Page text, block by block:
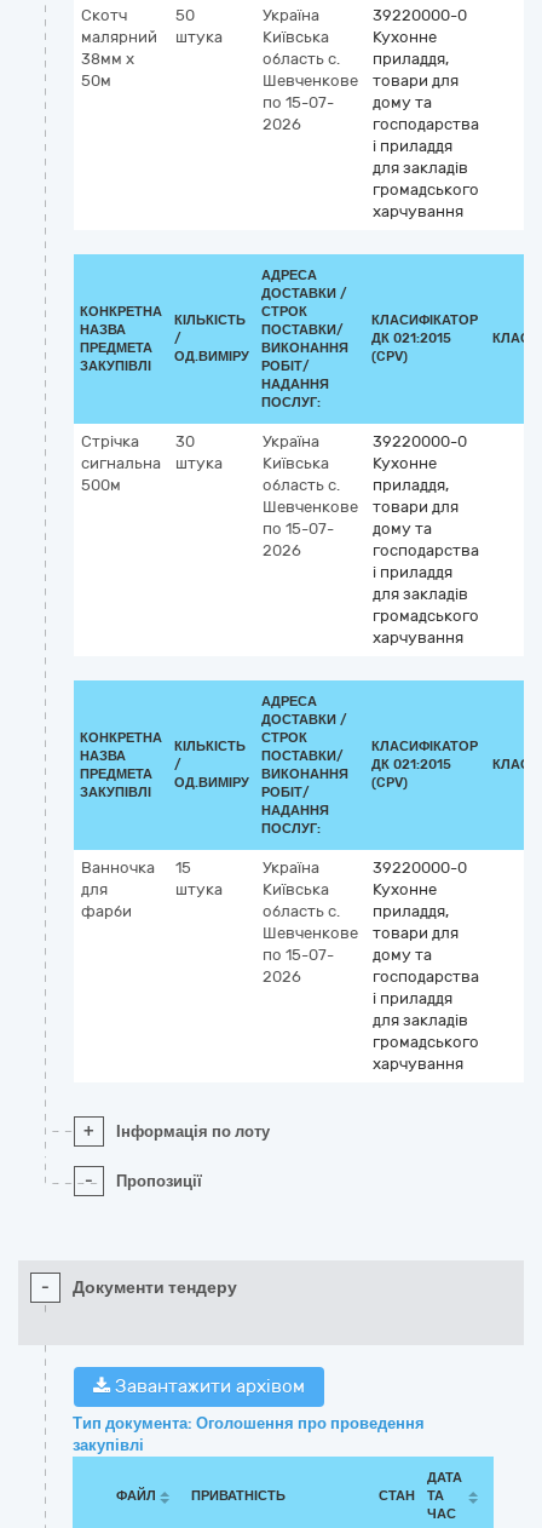
Скотч
малярний
38мм х
50м
50
штука
Україна
Київська
область с.
Шевченкове
по 15-07-
2026
39220000-0
Кухонне
приладдя,
товари для
дому та
господарства
і приладдя
для закладів
громадського
харчування
КОНКРЕТНА
НАЗВА
ПРЕДМЕТА
ЗАКУПІВЛІ
КІЛЬКІСТЬ
/
ОД.ВИМІРУ
АДРЕСА
ДОСТАВКИ /
СТРОК
ПОСТАВКИ/
ВИКОНАННЯ
РОБІТ/
НАДАННЯ
ПОСЛУГ:
КЛАСИФІКАТОР
ДК 021:2015
(CPV)
Стрічка
сигнальна
500м
30
штука
Україна
Київська
область с.
Шевченкове
по 15-07-
2026
39220000-0
Кухонне
приладдя,
товари для
дому та
господарства
і приладдя
для закладів
громадського
харчування
КОНКРЕТНА
НАЗВА
ПРЕДМЕТА
ЗАКУПІВЛІ
КІЛЬКІСТЬ
/
ОД.ВИМІРУ
АДРЕСА
ДОСТАВКИ /
СТРОК
ПОСТАВКИ/
ВИКОНАННЯ
РОБІТ/
НАДАННЯ
ПОСЛУГ:
КЛАСИФІКАТОР
ДК 021:2015
(CPV)
Ванночка
для
фарби
15
штука
Україна
Київська
область с.
Шевченкове
по 15-07-
2026
39220000-0
Кухонне
приладдя,
товари для
дому та
господарства
і приладдя
для закладів
громадського
харчування
+ Інформація по лоту
- Пропозиції
- Документи тендеру
Завантажити архівом
Тип документа: Оголошення про проведення
закупівлі
ФАЙЛ ПРИВАТНІСТЬ СТАН
ДАТА
ТА
ЧАС